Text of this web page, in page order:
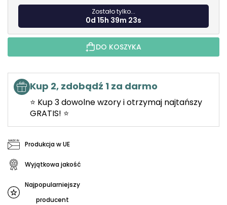
Zostało tylko...
0d 15h 39m 21s
DO KOSZYKA
Kup 2, zdobądź 1 za darmo
⭐ Kup 3 dowolne wzory i otrzymaj najtańszy
GRATIS! ⭐
Produkcja w UE
Wyjątkowa jakość
Najpopularniejszy
producent